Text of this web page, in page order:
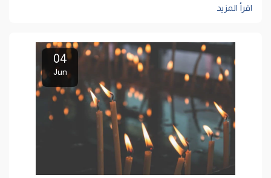
اقرأ المزيد
04
Jun